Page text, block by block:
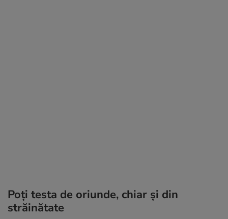
Poți testa de oriunde, chiar și din
străinătate